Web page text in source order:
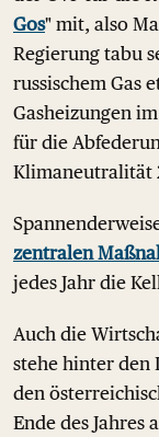
Gos" mit, also
Regierung tabu
russischem Gas
Gasheizungen
für die
Klimaneutralität
zentralen
jedes Jahr die
Auch die
stehe hinter den
den
Ende des Jahres